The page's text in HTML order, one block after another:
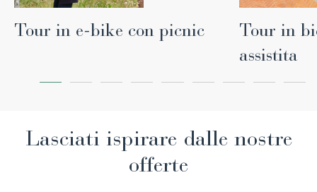
Tour in e-bike con picnic
Tour in
assistita
Lasciati ispirare dalle nostre
offerte